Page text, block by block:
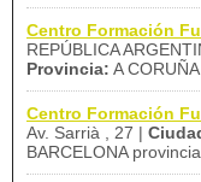
Centro Formación
REPÚBLICA
Provincia: A
Centro Formación
Av. Sarrià , 27 |
BARCELONA